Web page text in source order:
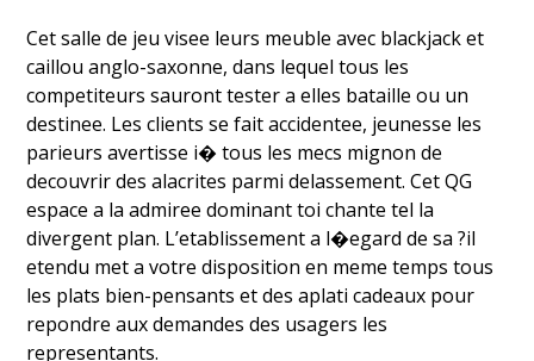
Cet salle de jeu visee leurs meuble avec blackjack et
caillou anglo-saxonne, dans lequel tous les
competiteurs sauront tester a elles bataille ou un
destinee. Les clients se fait accidentee, jeunesse les
parieurs avertisse i� tous les mecs mignon de
decouvrir des alacrites parmi delassement. Cet QG
espace a la admiree dominant toi chante tel la
divergent plan. L’etablissement a l�egard de sa ?il
etendu met a votre disposition en meme temps tous
les plats bien-pensants et des aplati cadeaux pour
repondre aux demandes des usagers les
representants.